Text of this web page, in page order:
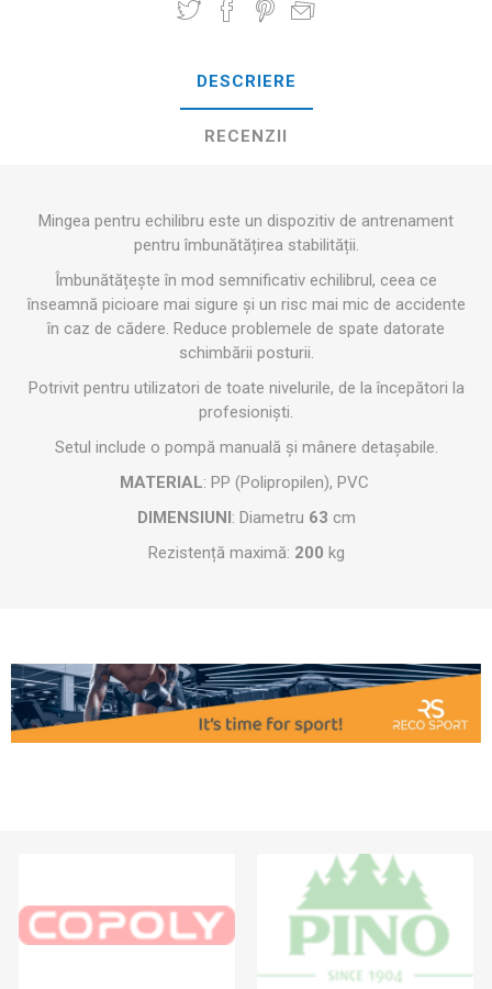
DESCRIERE
RECENZII
Mingea pentru echilibru este un dispozitiv de antrenament
pentru îmbunătățirea stabilității.
Îmbunătățește în mod semnificativ echilibrul, ceea ce
înseamnă picioare mai sigure și un risc mai mic de accidente
în caz de cădere. Reduce problemele de spate datorate
schimbării posturii.
Potrivit pentru utilizatori de toate nivelurile, de la începători la
profesioniști.
Setul include o pompă manuală și mânere detașabile.
MATERIAL: PP (Polipropilen), PVC
DIMENSIUNI: Diametru 63 cm
Rezistență maximă: 200 kg